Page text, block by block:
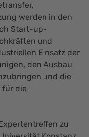
werden in den
Start-up-
und
Einsatz der
den Ausbau
und die
für die
zu